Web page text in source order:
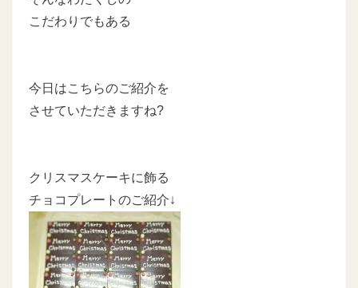
こだわりでもある
今日はこちらのご紹介を
させていただきますね?
クリスマスケーキに飾る
チョコプレートのご紹介↓